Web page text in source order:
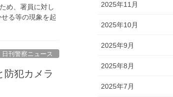
め、署員に対し
る等の現象を起
日刊警察ニュース
2025年11月
2025年10月
2025年9月
2025年8月
2025年7月